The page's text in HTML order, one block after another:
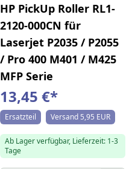
HP PickUp Roller RL1-
2120-000CN für
Laserjet P2035 / P2055
/ Pro 400 M401 / M425
MFP Serie
13,45 €*
Ersatzteil Versand 5,95 EUR
Ab Lager verfügbar, Lieferzeit: 1-3
Tage